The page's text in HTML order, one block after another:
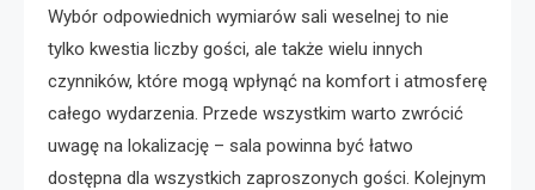
Wybór odpowiednich wymiarów sali weselnej to nie
tylko kwestia liczby gości, ale także wielu innych
czynników, które mogą wpłynąć na komfort i atmosferę
całego wydarzenia. Przede wszystkim warto zwrócić
uwagę na lokalizację – sala powinna być łatwo
dostępna dla wszystkich zaproszonych gości. Kolejnym